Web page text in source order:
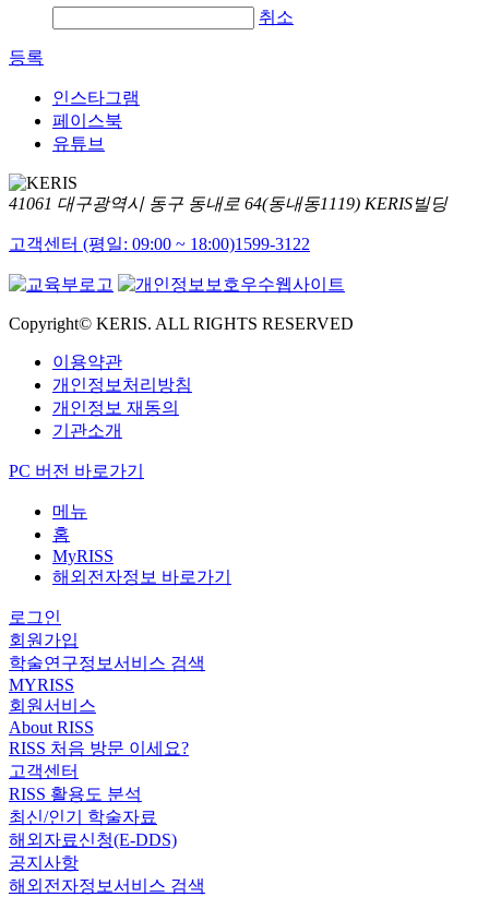
취소
등록
인스타그램
페이스북
유튜브
41061 대구광역시 동구 동내로 64(동내동1119) KERIS빌딩
고객센터 (평일: 09:00 ~ 18:00)1599-3122
Copyright© KERIS. ALL RIGHTS RESERVED
이용약관
개인정보처리방침
개인정보 재동의
기관소개
PC 버전 바로가기
메뉴
홈
MyRISS
해외전자정보 바로가기
로그인
회원가입
학술연구정보서비스 검색
MYRISS
회원서비스
About RISS
RISS 처음 방문 이세요?
고객센터
RISS 활용도 분석
최신/인기 학술자료
해외자료신청(E-DDS)
공지사항
해외전자정보서비스 검색